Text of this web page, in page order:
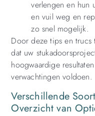
verlengen en hun
en vuil weg en
zo snel mogelijk.
Door deze tips en
dat uw
hoogwaardige
verwachtingen voldoen.
Verschillende
Overzicht van